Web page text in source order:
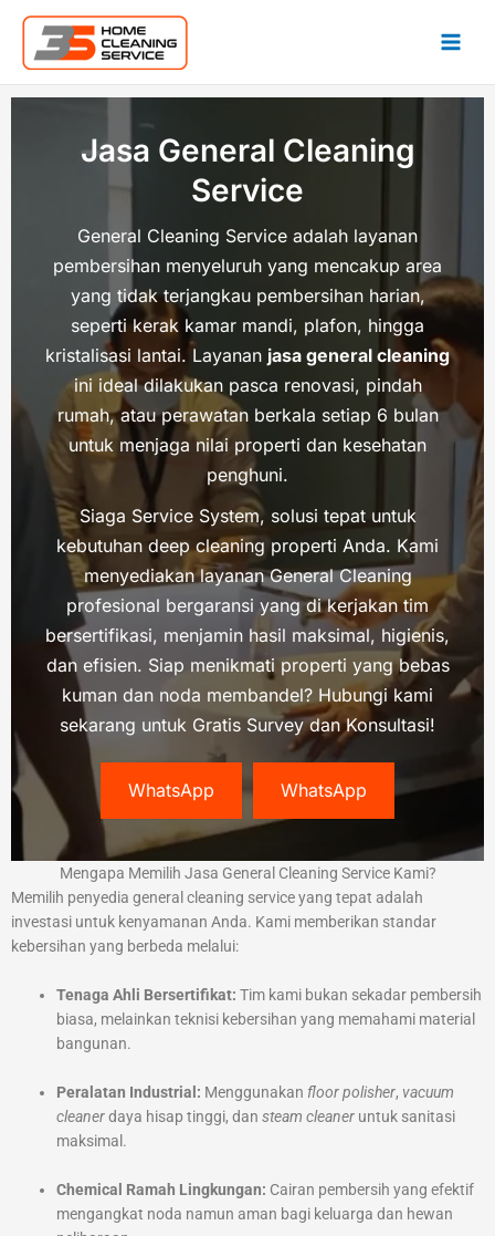
konten
Jasa General Cleaning
Service
General Cleaning Service adalah layanan
pembersihan menyeluruh yang mencakup area
yang tidak terjangkau pembersihan harian,
seperti kerak kamar mandi, plafon, hingga
kristalisasi lantai. Layanan jasa general cleaning
ini ideal dilakukan pasca renovasi, pindah
rumah, atau perawatan berkala setiap 6 bulan
untuk menjaga nilai properti dan kesehatan
penghuni.
Siaga Service System, solusi tepat untuk
kebutuhan deep cleaning properti Anda. Kami
menyediakan layanan General Cleaning
profesional bergaransi yang di kerjakan tim
bersertifikasi, menjamin hasil maksimal, higienis,
dan efisien. Siap menikmati properti yang bebas
kuman dan noda membandel? Hubungi kami
sekarang untuk Gratis Survey dan Konsultasi!
WhatsApp WhatsApp
Mengapa Memilih Jasa General Cleaning Service Kami?
Memilih penyedia general cleaning service yang tepat adalah
investasi untuk kenyamanan Anda. Kami memberikan standar
kebersihan yang berbeda melalui:
Tenaga Ahli Bersertifikat: Tim kami bukan sekadar pembersih
biasa, melainkan teknisi kebersihan yang memahami material
bangunan.
Peralatan Industrial: Menggunakan floor polisher, vacuum
cleanerdaya hisap tinggi, dansteam cleaner untuk sanitasi
maksimal.
Chemical Ramah Lingkungan: Cairan pembersih yang efektif
mengangkat noda namun aman bagi keluarga dan hewan